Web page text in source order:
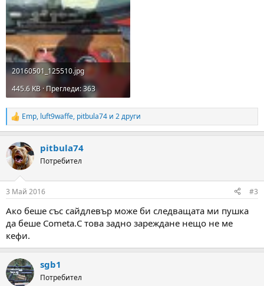
20160501_125510.jpg
445.6 KB · Прегледи: 363
R
e
c
t
i
s
Emp, luft9waffe, pitbula74 и 2 други
pitbula74
Потребител
3 Май 2016 #3
Ако беше със сайдлевър може би следващата ми пушка
да беше Cometa.С това задно зареждане нещо не ме
кефи.
sgb1
Потребител